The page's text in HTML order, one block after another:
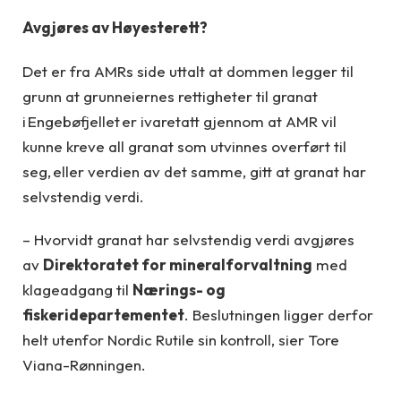
Avgjøres av Høyesterett?
Det er fra AMRs side uttalt at dommen legger til
grunn at grunneiernes rettigheter til granat
i Engebøfjellet er ivaretatt gjennom at AMR vil
kunne kreve all granat som utvinnes overført til
seg, eller verdien av det samme, gitt at granat har
selvstendig verdi.
– Hvorvidt granat har selvstendig verdi avgjøres
av Direktoratet for mineralforvaltning med
klageadgang til Nærings- og
fiskeridepartementet. Beslutningen ligger derfor
helt utenfor Nordic Rutile sin kontroll, sier Tore
Viana-Rønningen.